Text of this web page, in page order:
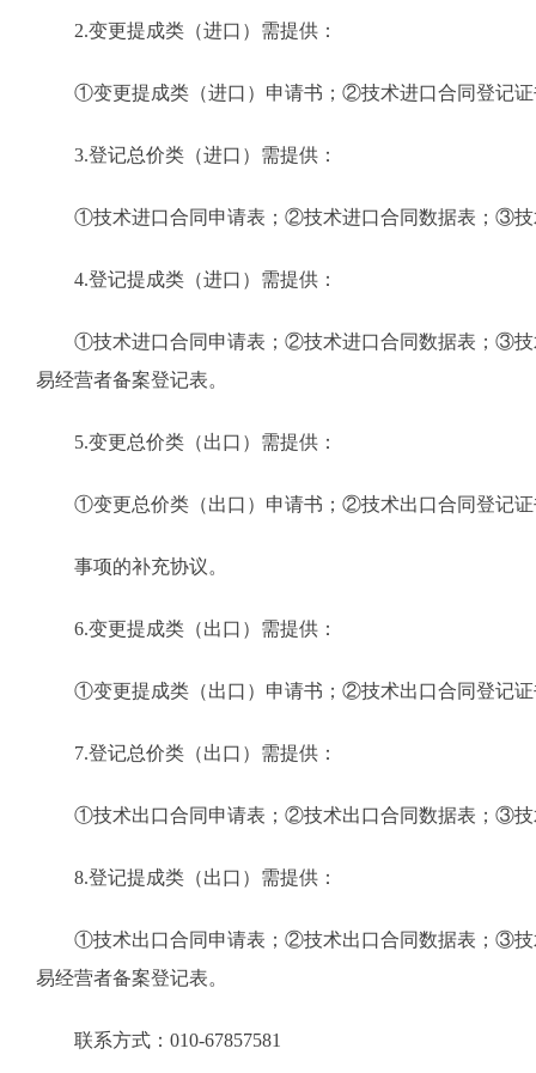
2.变更提成类（进口）需提供：
①变更提成类（进口）申请书；②技术进口合同登记证
3.登记总价类（进口）需提供：
①技术进口合同申请表；②技术进口合同数据表；③技
4.登记提成类（进口）需提供：
①技术进口合同申请表；②技术进口合同数据表；③技
易经营者备案登记表。
5.变更总价类（出口）需提供：
①变更总价类（出口）申请书；②技术出口合同登记
事项的补充协议。
6.变更提成类（出口）需提供：
①变更提成类（出口）申请书；②技术出口合同登记证
7.登记总价类（出口）需提供：
①技术出口合同申请表；②技术出口合同数据表；③技
8.登记提成类（出口）需提供：
①技术出口合同申请表；②技术出口合同数据表；③技
易经营者备案登记表。
联系方式：010-67857581